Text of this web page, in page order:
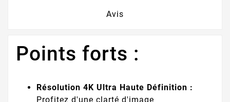
Avis
Points forts :
Résolution 4K Ultra Haute Définition :
Profitez d'une clarté d'image